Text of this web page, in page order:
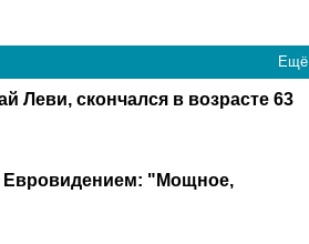
Ещё
Леви, скончался в возрасте 63
Евровидением: "Мощное,